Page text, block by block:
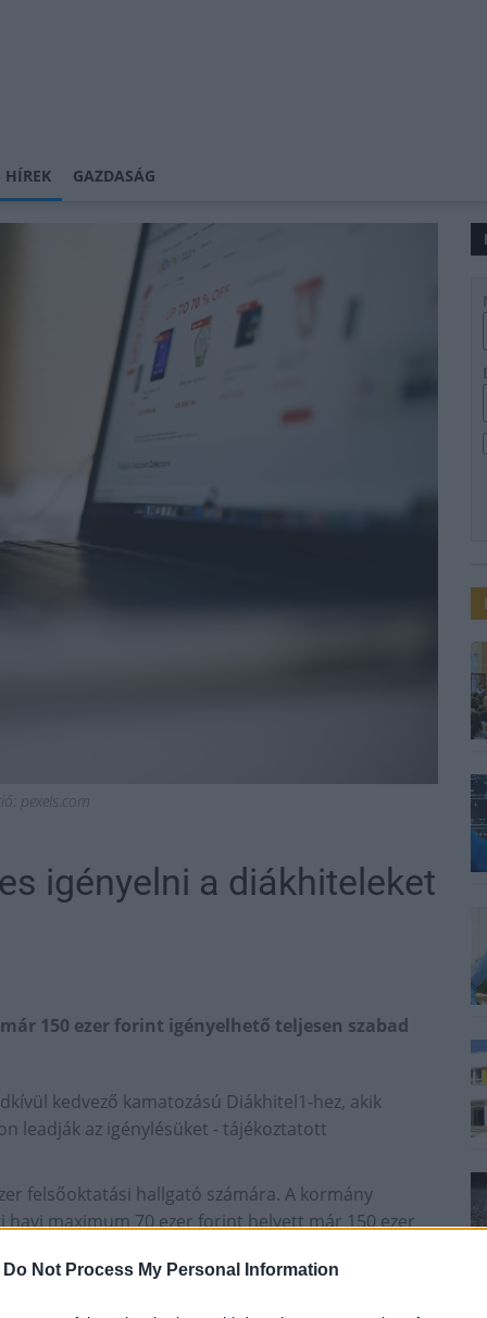
Do Not Process My Personal Information
HÍREK GAZDASÁG
pexels.com
igényelni a diákhiteleket
150 ezer forint igényelhető teljesen szabad
kedvező kamatozású Diákhitel1-hez, akik
leadják az igénylésüket - tájékoztatott
felsőoktatási hallgató számára. A kormány
maximum 70 ezer forint helyett már 150 ezer
van arra is, hogy a hallgatók a teljes
et, így október 15-én akár 750 ezer forinthoz is
ig eljuttatják a Diákhitel Központhoz az